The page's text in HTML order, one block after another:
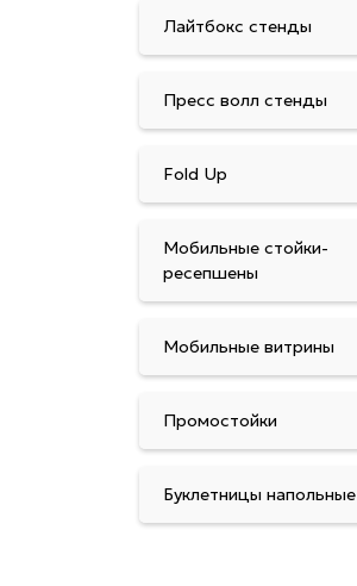
Лайтбокс стенды
Пресс волл стенды
Fold Up
Мобильные стойки-
ресепшены
Мобильные витрины
Промостойки
Буклетницы напольные